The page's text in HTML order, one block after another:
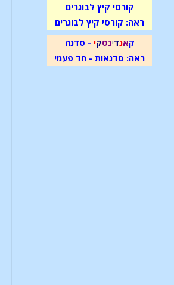
קורסי קיץ לבוגרים
ראה: קורסי קיץ לבוגרים
קאנדינסקי - סדנה
ראה: סדנאות - חד פעמי